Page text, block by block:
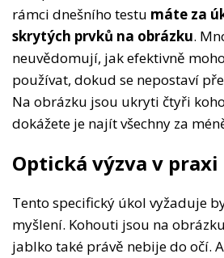
rámci dnešního testu máte za
skrytých prvků na obrázku.
neuvědomují, jak efektivně
používat, dokud se nepostaví
Na obrázku jsou ukryti čtyři
dokážete je najít všechny za
Optická výzva v praxi
Tento specifický úkol vyžaduje
myšlení. Kohouti jsou na
jablko také právě nebije do očí.